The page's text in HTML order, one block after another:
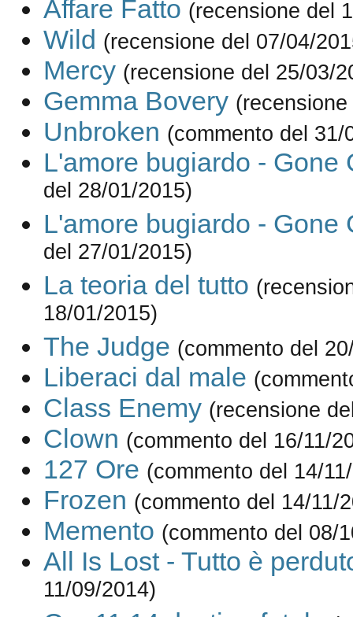
Affare Fatto (recensione del
Wild (recensione del 07/04/
Mercy (recensione del 25/03/
Gemma Bovery
Unbroken (commento del 31/
L'amore bugiardo - Gone
del 28/01/2015)
L'amore bugiardo - Gone
del 27/01/2015)
La teoria del tutto
18/01/2015)
The Judge (commento del
Liberaci dal male
Class Enemy (recensione
Clown (commento del 16/11/
127 Ore (commento del 14/
Frozen (commento del 14/11/
Memento (commento del 08/
All Is Lost - Tutto è
11/09/2014)